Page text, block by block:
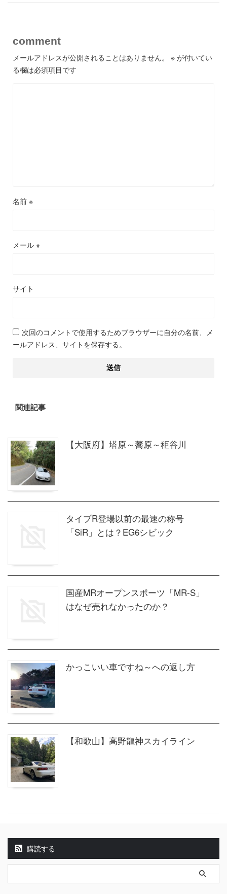
comment
メールアドレスが公開されることはありません。 ※ が付いてい
る欄は必須項目です
名前 ※
メール ※
サイト
次回のコメントで使用するためブラウザーに自分の名前、メ
ールアドレス、サイトを保存する。
関連記事
【大阪府】塔原～蕎原～秬谷川
タイプR登場以前の最速の称号
「SiR」とは？EG6シビック
国産MRオープンスポーツ「MR-S」
はなぜ売れなかったのか？
かっこいい車ですね～への返し方
【和歌山】高野龍神スカイライン
購読する